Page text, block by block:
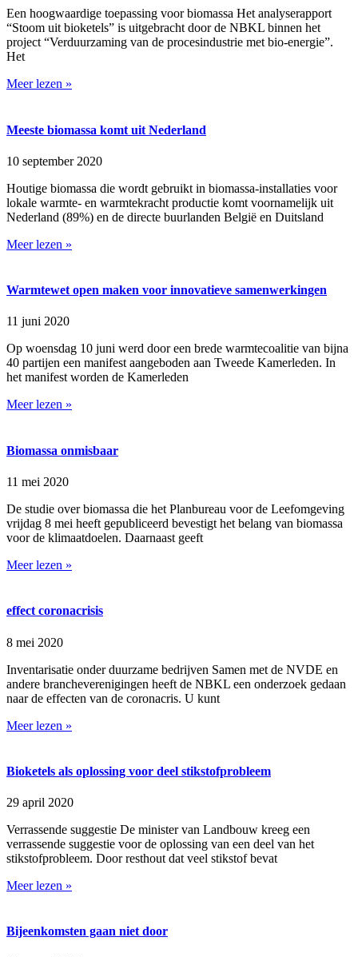
Een hoogwaardige toepassing voor biomassa Het analyserapport
“Stoom uit bioketels” is uitgebracht door de NBKL binnen het
project “Verduurzaming van de procesindustrie met bio-energie”.
Het
Meer lezen »
Meeste biomassa komt uit Nederland
10 september 2020
Houtige biomassa die wordt gebruikt in biomassa-installaties voor
lokale warmte- en warmtekracht productie komt voornamelijk uit
Nederland (89%) en de directe buurlanden België en Duitsland
Meer lezen »
Warmtewet open maken voor innovatieve samenwerkingen
11 juni 2020
Op woensdag 10 juni werd door een brede warmtecoalitie van bijna
40 partijen een manifest aangeboden aan Tweede Kamerleden. In
het manifest worden de Kamerleden
Meer lezen »
Biomassa onmisbaar
11 mei 2020
De studie over biomassa die het Planbureau voor de Leefomgeving
vrijdag 8 mei heeft gepubliceerd bevestigt het belang van biomassa
voor de klimaatdoelen. Daarnaast geeft
Meer lezen »
effect coronacrisis
8 mei 2020
Inventarisatie onder duurzame bedrijven Samen met de NVDE en
andere brancheverenigingen heeft de NBKL een onderzoek gedaan
naar de effecten van de coronacris. U kunt
Meer lezen »
Bioketels als oplossing voor deel stikstofprobleem
29 april 2020
Verrassende suggestie De minister van Landbouw kreeg een
verrassende suggestie voor de oplossing van een deel van het
stikstofprobleem. Door resthout dat veel stikstof bevat
Meer lezen »
Bijeenkomsten gaan niet door